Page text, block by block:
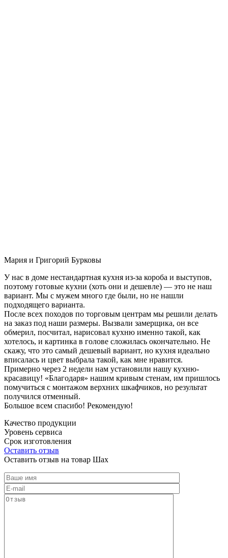
Мария и Григорий Бурковы
У нас в доме нестандартная кухня из-за короба и выступов,
поэтому готовые кухни (хоть они и дешевле) — это не наш
вариант. Мы с мужем много где были, но не нашли
подходящего варианта.
После всех походов по торговым центрам мы решили делать
на заказ под наши размеры. Вызвали замерщика, он все
обмерил, посчитал, нарисовал кухню именно такой, как
хотелось, и картинка в голове сложилась окончательно. Не
скажу, что это самый дешевый вариант, но кухня идеально
вписалась и цвет выбрала такой, как мне нравится.
Примерно через 2 недели нам установили нашу кухню-
красавицу! «Благодаря» нашим кривым стенам, им пришлось
помучиться с монтажом верхних шкафчиков, но результат
получился отменный.
Большое всем спасибо! Рекомендую!
Качество продукции
Уровень сервиса
Срок изготовления
Оставить отзыв
Оставить отзыв на товар Шах